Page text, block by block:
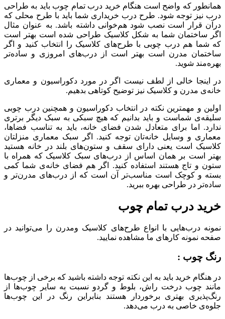
همانطور که واضح است هنگام خرید درب تمام چوب باید به طراحی
درب نیز توجه شود. طرح درب خریداری شما باید با طرح محلی که
درآن قرار است نصب شود هم‌خوانی داشته باشد. به عنوان مثال
اگر ساختمان شما به شکل کلاسیک طراحی شده است بهتر است
که شما هم درب چوبی با طرح‌های کلاسیک را انتخاب کنید و اگر
ساختمان مدرن است بهتر است از درب‌های امروزی و ساده‌تر
بهره‌مند شوید.
در اینجا خالی از لطف نیست اگر در مورد دکوراسیون و معماری
خانه‌ی مدرن و کلاسیک نیز توضیح کوتاهی بدهیم.
اولین و مهمترین نکته در انتخاب دکوراسیون و همچنین درب چوبی
سلیقه‌ی شماست و باید بدانیم که هیچ سبکی به سبک دیگر برتری
ندارد. اما برای متعادل شدن فضای خانه، باید به تناسب فضاها،
معماری و وسایل خانه‌تان توجه کنید. اگر سبک معماری منزلتان
کلاسیک است یعنی دارای سقف و ستون‌های بلند در خانه هستید
بهتر است بر همان اساس از درب‌های سبک کلاسیک که همراه با
ستون و تاج هستند استفاده کنید. اگر هم فضای خانه‌ی شما کمی
بسته و کوچک است مناسب‌تر آن است که از درب‌های مدرن‌تر و
ساده‌تر در طراحی بهره ببرید.
خرید درب تمام چوب
نمونه‌ درب‌هایی با انواع طرح‌های کلاسیک ومدرن را می‌توانید در
صفحه نمونه کارهای ما مشاهده نمایید.
رنگ چوب :
در هنگام خرید باید به این نکته توجه داشته باشید که برخی از چوب‌ها
مانند چوب درخت راش، بلوط و گردو نسبت به سایر چوب‌ها از
رنگ‌پذیری بهتری برخوردار هستند بنابراین رنگ در این چوب‌ها
جلوه‌ی خاصی به درب می‌دهد.